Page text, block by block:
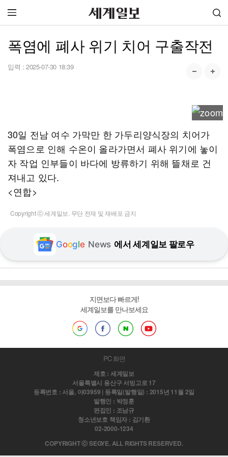
폭염에 폐사 위기 치어 구출작전
입력 : 2025-07-30 18:39
30일 전남 여수 가막만 한 가두리양식장의 치어가
폭염으로 인해 수온이 올라가면서 폐사 위기에 놓이
자 작업 인부들이 바다에 방류하기 위해 뜰채로 건
져내고 있다.
<연합>
Copyright ⓒ 세계일보. 무단 전재 및 재배포 금지
Google News 에서 세계일보 팔로우
지면보다 빠르게!
세계일보를 만나보세요
PC 화면
제호 : 세계일보
서울특별시 용산구 서빙고로 17
등록번호 : 서울, 아03959 | 등록일(발행일) : 2015년 11월 2일
발행인 : 박정훈
편집인 : 조남규
청소년보호 책임자 : 김기환
02-2000-1234
COPYRIGHT ⓒ SEGYE. ALL RIGHTS RESERVED.